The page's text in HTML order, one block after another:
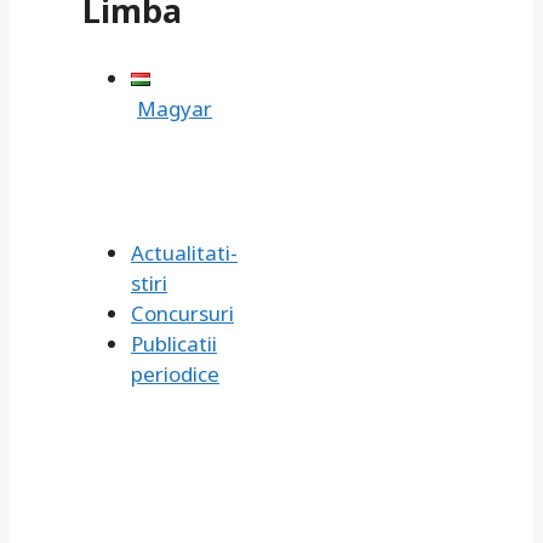
Limba
Magyar
Actualitati-
stiri
Concursuri
Publicatii
periodice